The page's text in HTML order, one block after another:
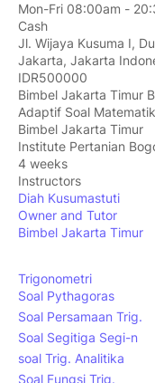
Mon-Fri 08:00am -
Cash
Jl. Wijaya Kusuma I,
Jakarta, Jakarta
IDR500000
Bimbel Jakarta Timur
Adaptif Soal
Bimbel Jakarta Timur
Institute Pertanian
4 weeks
Instructors
Diah Kusumastuti
Owner and Tutor
Bimbel Jakarta Timur
Trigonometri
Soal Pythagoras
Soal Persamaan Trig.
Soal Segitiga Segi-n
soal Trig. Analitika
Soal Fungsi Trig.